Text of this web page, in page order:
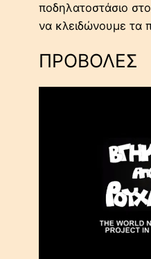
ποδηλατοστάσιο
να κλειδώνουμε τα
ΠΡΟΒΟΛΕΣ